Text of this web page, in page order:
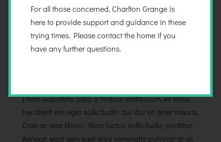
Vivamus cursus vestibulum elementum. Etiam dictum
augue risus, et iaculis justo feugiat iaculis. Proin
tristique, nisl non mattis lobortis, ipsum nulla fringilla
tellus, sit amet sagittis mi erat vitae turpis.
Etiam vulputate, odio a finibus vestibulum, ex tellus
hendrerit est, eget sollicitudin dui dui sit amet mauris.
Cras ac erat libero. Nam luctus sollicitudin porttitor.
Aenean eget sem eget eros venenatis pulvinar at ac
For all those concerned, Charlton Grange is
here to provide support and guidance in these
trying times. Please contact the home if you
have any further questions.